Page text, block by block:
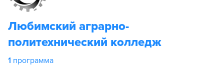
Любимский аграрно-
политехнический колледж
1 программа